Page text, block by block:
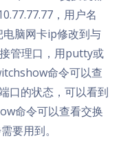
，用户名
脑网卡ip修改到与
管理口，用putty或
命令可以查
口的状态，可以看到
命令可以查看交换
要用到。